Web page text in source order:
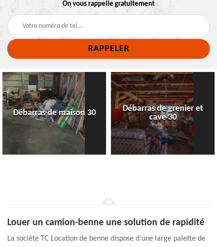
On vous rappelle gratuitement
Débarras de maison 30
Débarras de grenier et
cave 30
Louer un camion-benne une solution de rapidité
La société TC Location de benne dispose d’une large palette de